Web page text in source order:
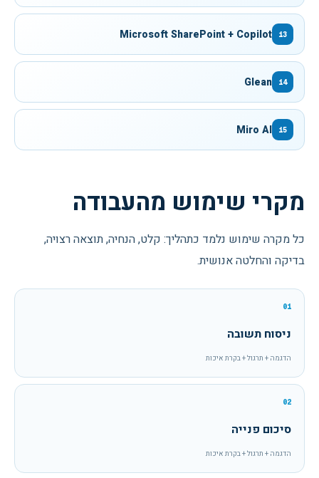
13
Microsoft SharePoint + Copilot
14
Glean
15
Miro AI
מקרי שימוש מהעבודה
כל מקרה שימוש נלמד כתהליך: קלט, הנחיה, תוצאה רצויה,
בדיקה והחלטה אנושית.
01
ניסוח תשובה
הדגמה + תרגול + בקרת איכות
02
סיכום פנייה
הדגמה + תרגול + בקרת איכות